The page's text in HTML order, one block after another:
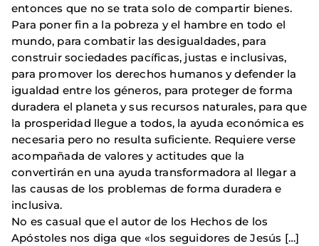
entonces que no se trata solo de compartir bienes.
Para poner fin a la pobreza y el hambre en todo el
mundo, para combatir las desigualdades, para
construir sociedades pacíficas, justas e inclusivas,
para promover los derechos humanos y defender la
igualdad entre los géneros, para proteger de forma
duradera el planeta y sus recursos naturales, para que
la prosperidad llegue a todos, la ayuda económica es
necesaria pero no resulta suficiente. Requiere verse
acompañada de valores y actitudes que la
convertirán en una ayuda transformadora al llegar a
las causas de los problemas de forma duradera e
inclusiva.
No es casual que el autor de los Hechos de los
Apóstoles nos diga que «los seguidores de Jesús […]